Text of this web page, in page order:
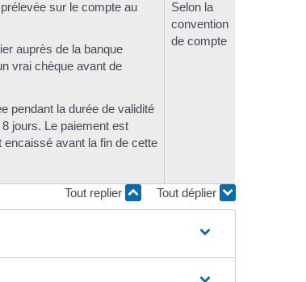
sur le compte au
auprès de la banque
vrai chèque avant de
pendant la durée de validité
jours. Le paiement est
encaissé avant la fin de cette
Selon la
convention
de compte
Tout replier Tout déplier